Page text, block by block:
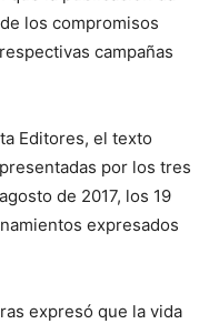
los compromisos
campañas
Editores, el texto
por los tres
de 2017, los 19
expresados
expresó que la vida